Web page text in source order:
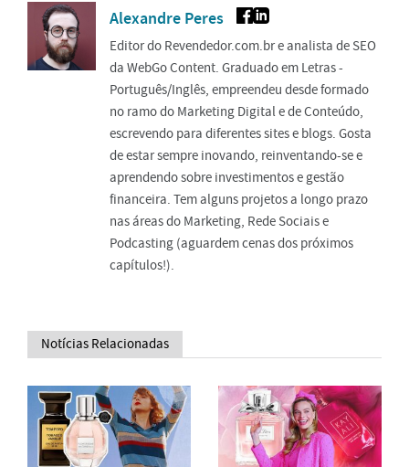
Alexandre Peres
Editor do Revendedor.com.br e analista de SEO
da WebGo Content. Graduado em Letras -
Português/Inglês, empreendeu desde formado
no ramo do Marketing Digital e de Conteúdo,
escrevendo para diferentes sites e blogs. Gosta
de estar sempre inovando, reinventando-se e
aprendendo sobre investimentos e gestão
financeira. Tem alguns projetos a longo prazo
nas áreas do Marketing, Rede Sociais e
Podcasting (aguardem cenas dos próximos
capítulos!).
Notícias Relacionadas